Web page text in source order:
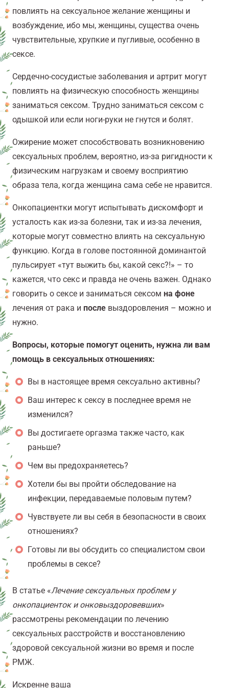
повлиять на сексуальное желание женщины и
возбуждение, ибо мы, женщины, существа очень
чувствительные, хрупкие и пугливые, особенно в
сексе.
Сердечно-сосудистые заболевания и артрит могут
повлиять на физическую способность женщины
заниматься сексом. Трудно заниматься сексом с
одышкой или если ноги-руки не гнутся и болят.
Ожирение может способствовать возникновению
сексуальных проблем, вероятно, из-за ригидности к
физическим нагрузкам и своему восприятию
образа тела, когда женщина сама себе не нравится.
Онкопациентки могут испытывать дискомфорт и
усталость как из-за болезни, так и из-за лечения,
которые могут совместно влиять на сексуальную
функцию. Когда в голове постоянной доминантой
пульсирует «тут выжить бы, какой секс?!» – то
кажется, что секс и правда не очень важен. Однако
говорить о сексе и заниматься сексом на фоне
лечения от рака и после выздоровления – можно и
нужно.
Вопросы, которые помогут оценить, нужна ли вам
помощь в сексуальных отношениях:
Вы в настоящее время сексуально активны?
Ваш интерес к сексу в последнее время не
изменился?
Вы достигаете оргазма также часто, как
раньше?
Чем вы предохраняетесь?
Хотели бы вы пройти обследование на
инфекции, передаваемые половым путем?
Чувствуете ли вы себя в безопасности в своих
отношениях?
Готовы ли вы обсудить со специалистом свои
проблемы в сексе?
В статье «Лечение сексуальных проблем у
онкопациенток и онковыздоровевших»
рассмотрены рекомендации по лечению
сексуальных расстройств и восстановлению
здоровой сексуальной жизни во время и после
РМЖ.
Искренне ваша